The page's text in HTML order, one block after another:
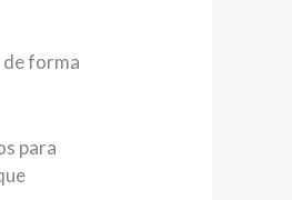
de forma
para